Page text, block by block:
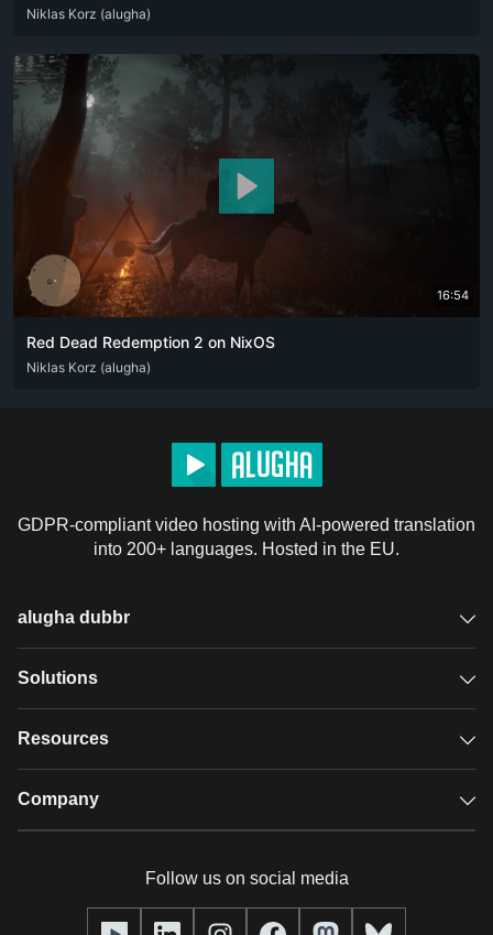
DEU
Niklas Korz (alugha)
16:54
Red Dead Redemption 2 on NixOS
ENG
Niklas Korz (alugha)
GDPR-compliant video hosting with AI-powered translation
into 200+ languages. Hosted in the EU.
alugha dubbr
Overview
Glossary
Solutions
GDPR video hosting
Resources
Case studies
Company
Our team
Follow us on social media